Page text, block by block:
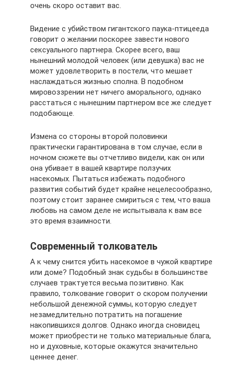
очень скоро оставит вас.
Видение с убийством гигантского паука-птицееда
говорит о желании поскорее завести нового
сексуального партнера. Скорее всего, ваш
нынешний молодой человек (или девушка) вас не
может удовлетворить в постели, что мешает
наслаждаться жизнью сполна. В подобном
мировоззрении нет ничего аморального, однако
расстаться с нынешним партнером все же следует
подобающе.
Измена со стороны второй половинки
практически гарантирована в том случае, если в
ночном сюжете вы отчетливо видели, как он или
она убивает в вашей квартире ползучих
насекомых. Пытаться избежать подобного
развития событий будет крайне нецелесообразно,
поэтому стоит заранее смириться с тем, что ваша
любовь на самом деле не испытывала к вам все
это время взаимности.
Современный толкователь
А к чему снится убить насекомое в чужой квартире
или доме? Подобный знак судьбы в большинстве
случаев трактуется весьма позитивно. Как
правило, толкование говорит о скором получении
небольшой денежной суммы, которую следует
незамедлительно потратить на погашение
накопившихся долгов. Однако иногда сновидец
может приобрести не только материальные блага,
но и духовные, которые окажутся значительно
ценнее денег.